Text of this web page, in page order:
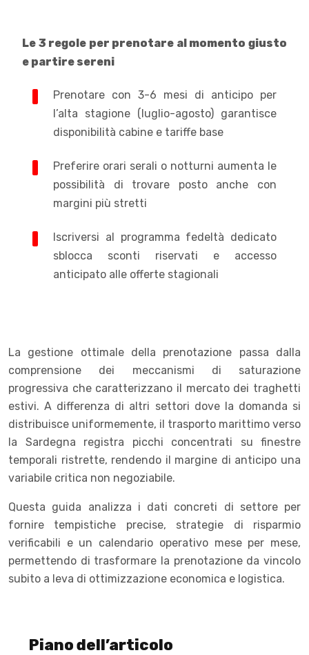
Le 3 regole per prenotare al momento giusto
e partire sereni
Prenotare con 3-6 mesi di anticipo per
l’alta stagione (luglio-agosto) garantisce
disponibilità cabine e tariffe base
Preferire orari serali o notturni aumenta le
possibilità di trovare posto anche con
margini più stretti
Iscriversi al programma fedeltà dedicato
sblocca sconti riservati e accesso
anticipato alle offerte stagionali
La gestione ottimale della prenotazione passa dalla
comprensione dei meccanismi di saturazione
progressiva che caratterizzano il mercato dei traghetti
estivi. A differenza di altri settori dove la domanda si
distribuisce uniformemente, il trasporto marittimo verso
la Sardegna registra picchi concentrati su finestre
temporali ristrette, rendendo il margine di anticipo una
variabile critica non negoziabile.
Questa guida analizza i dati concreti di settore per
fornire tempistiche precise, strategie di risparmio
verificabili e un calendario operativo mese per mese,
permettendo di trasformare la prenotazione da vincolo
subito a leva di ottimizzazione economica e logistica.
Piano dell’articolo